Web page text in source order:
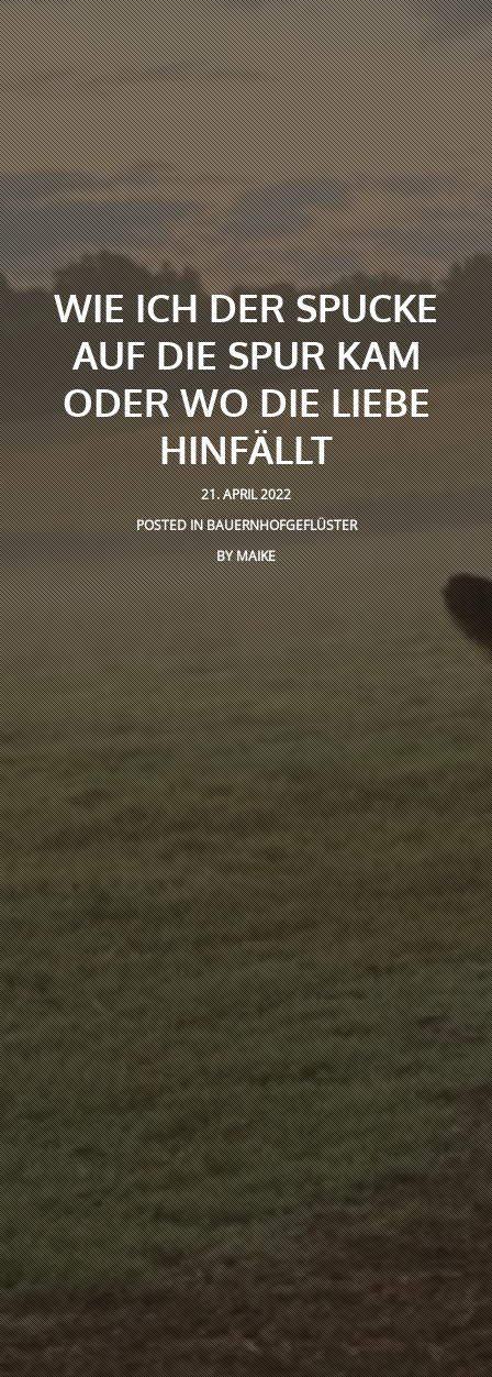
WIE ICH DER SPUCKE
AUF DIE SPUR KAM
ODER WO DIE LIEBE
HINFÄLLT
21. APRIL 2022
POSTED INBAUERNHOFGEFLÜSTER
BYMAIKE